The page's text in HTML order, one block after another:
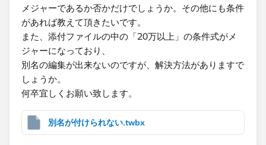
メジャーであるか否かだけでしょうか。その他にも条件
があれば教えて頂きたいです。
また、添付ファイルの中の「20万以上」の条件式がメ
ジャーになっており、
別名の編集が出来ないのですが、解決方法がありますで
しょうか。
何卒宜しくお願い致します。
別名が付けられない.twbx